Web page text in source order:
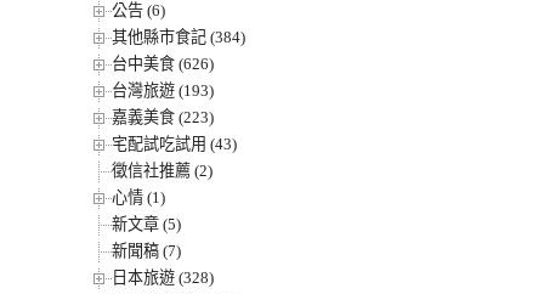
公告 (6)
其他縣市食記 (384)
台中美食 (626)
台灣旅遊 (193)
嘉義美食 (223)
宅配試吃試用 (43)
徵信社推薦 (2)
心情 (1)
新文章 (5)
新聞稿 (7)
日本旅遊 (328)